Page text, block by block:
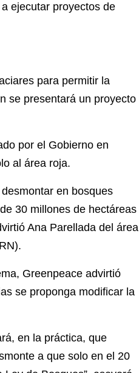
ejecutar proyectos de
para permitir la
se presentará un proyecto
por el Gobierno en
al área roja.
en bosques
30 millones de hectáreas
Ana Parellada del área
Greenpeace advirtió
se proponga modificar la
en la práctica, que
a que solo en el 20